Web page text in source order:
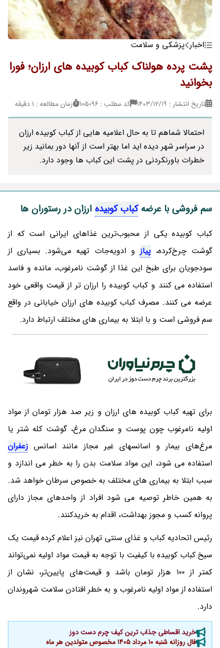
اخبار پزشکی و سلامت
پشت پرده هولناک کباب کوبیده های ارزان؛ فورا
بخوانید
تاریخ انتشار : ۱۴۰۳/۱۲/۱۹ کد مطلب : 105096 زمان مطالعه : 1 دقیقه
احتمالا شماهم تا به حال اعلامیه هایی از کباب کوبیده ارزان
در سراسر شهر دیده اید اما بهتر است از آنها دور بمانید زیر
خطرات باورنکردنی در پشت این کباب ها وجود دارد.
سم فروشی با عرضهکباب کوبیده ارزان در رستوران ها
کباب کوبیده یکی از محبوب‌ترین غذاهای ایرانی است که از
گوشت چرخ‌کرده،پیاز و ادویه‌جات تهیه می‌شود. بسیاری از
سودجویان برای طبخ این غذا از گوشت نامرغوب، مانده و فاسد
استفاده می کنند و کباب کوبیده را ارزان تر از قیمت واقعی خود
عرضه می کنند. مصرف کباب کوبیده های ارزان خیابانی در واقع
سم فروشی است و با ابتلا به بیماری های مختلف ارتباط دارد.
برای تهیه کباب کوبیده های ارزان و زیر صد هزار تومان از مواد
اولیه نامرغوب چون پوست و سنگدان مرغ، گوشت کله شتر یا
مرغ‌های بیمار و اسانسهای غیر مجاز مانند اسانس زعفران
استفاده می شود، این مواد سلامت بدن را به خطر می اندازد و
سبب ابتلا به بیماری های مختلف به خصوص سرطان خواهد شد.
به همین خاطر توصیه می شود افراد از واحدهای مجاز دارای
پروانه کسب و مجوز بهداشت، اقدام به خریدکنند.
رئیس اتحادیه کباب و غذای سنتی تهران نیز اعلام کرده قیمت یک
سیخ کباب کوبیده با کیفیت با توجه به قیمت مواد اولیه نمی‌تواند
کمتر از ۱۰۰ هزار تومان باشد و قیمت‌های پایین‌تر، نشان از
استفاده از مواد اولیه نامرغوب و به خطر افتادن سلامت شهروندان
دارد.
خرید اقساطی جذاب ترین کیف چرم دست دوز
فال روزانه شنبه ۱۰ مرداد ۱۴۰۵ مخصوص متولدین هر ماه